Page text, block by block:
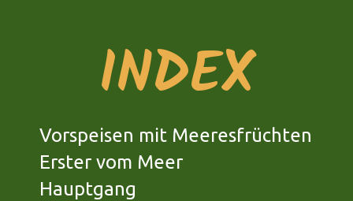
INDEX
Vorspeisen mit Meeresfrüchten
Erster vom Meer
Hauptgang